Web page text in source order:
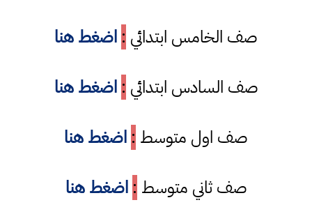
صف الخامس ابتدائي : اضغط هنا
صف السادس ابتدائي : اضغط هنا
صف اول متوسط : اضغط هنا
صف ثاني متوسط : اضغط هنا